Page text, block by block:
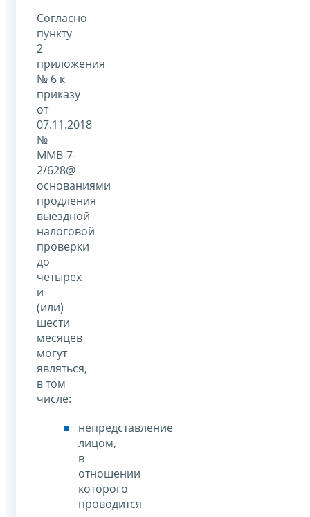
Согласно
пункту
2
приложения
№ 6 к
приказу
от
07.11.2018
№
ММВ-7-
2/628@
основаниями
продления
выездной
налоговой
проверки
до
четырех
и
(или)
шести
месяцев
могут
являться,
в том
числе:
непредставление
лицом,
в
отношении
которого
проводится